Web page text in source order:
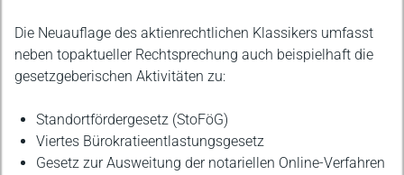
Die Neuauflage des aktienrechtlichen Klassikers umfasst
neben topaktueller Rechtsprechung auch beispielhaft die
gesetzgeberischen Aktivitäten zu:
Standortfördergesetz (StoFöG)
Viertes Bürokratieentlastungsgesetz
Gesetz zur Ausweitung der notariellen Online-Verfahren